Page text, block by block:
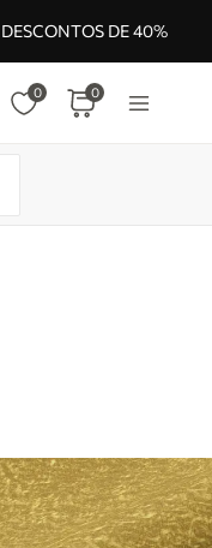
DESCONTOS DE 40%
0 0